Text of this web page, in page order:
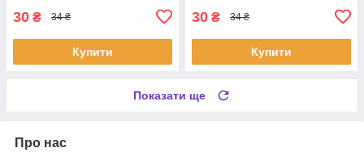
30 ₴ 34 ₴
Купити
30 ₴ 34 ₴
Купити
Показати ще
Про нас